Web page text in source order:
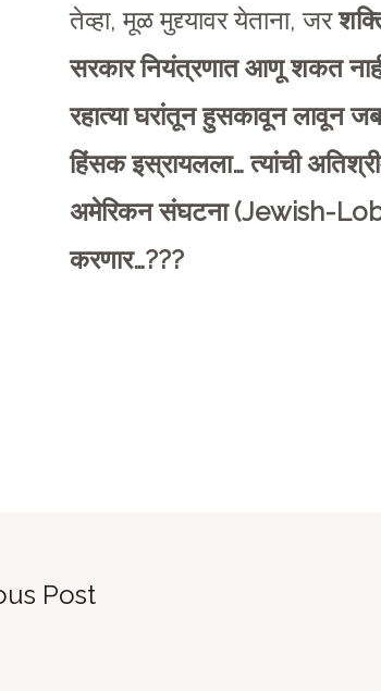
तेव्हा, मूळ मुद्द्यावर येताना, जर
सरकार नियंत्रणात आणू शकत
रहात्या घरांतून हुसकावून लावून
हिंसक इस्रायलला… त्यांची
अमेरिकन संघटना (Jewish-
करणार…???
Post